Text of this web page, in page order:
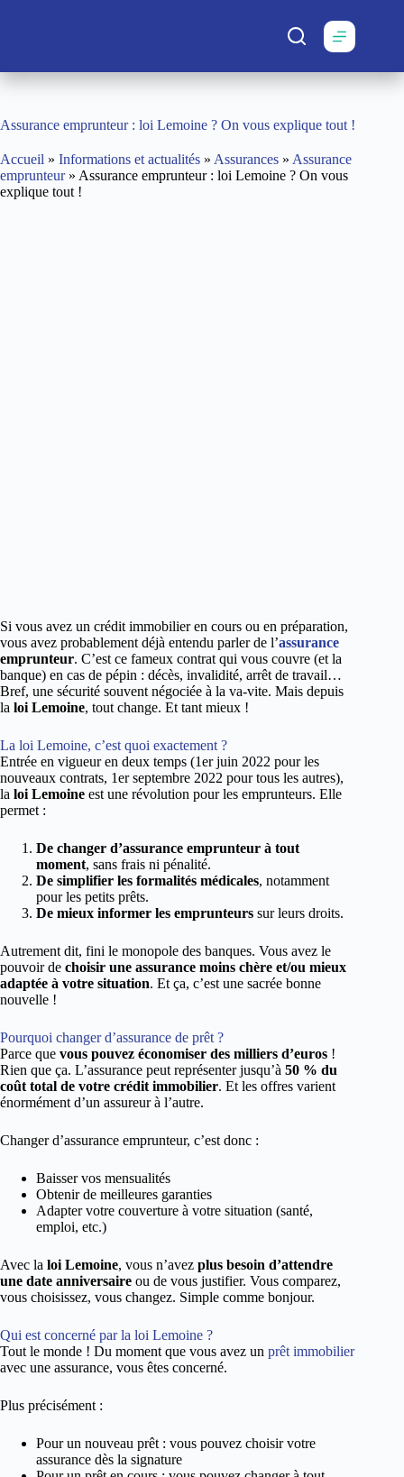
Assurance emprunteur : loi Lemoine ? On vous explique tout !
Accueil » Informations et actualités » Assurances » Assurance
emprunteur» Assurance emprunteur : loi Lemoine ? On vous
explique tout !
Si vous avez un crédit immobilier en cours ou en préparation,
vous avez probablement déjà entendu parler de l’assurance
emprunteur. C’est ce fameux contrat qui vous couvre (et la
banque) en cas de pépin : décès, invalidité, arrêt de travail…
Bref, une sécurité souvent négociée à la va-vite. Mais depuis
la loi Lemoine, tout change. Et tant mieux !
La loi Lemoine, c’est quoi exactement ?
Entrée en vigueur en deux temps (1er juin 2022 pour les
nouveaux contrats, 1er septembre 2022 pour tous les autres),
la loi Lemoine est une révolution pour les emprunteurs. Elle
permet :
De changer d’assurance emprunteur à tout
moment, sans frais ni pénalité.
De simplifier les formalités médicales, notamment
pour les petits prêts.
De mieux informer les emprunteurs sur leurs droits.
Autrement dit, fini le monopole des banques. Vous avez le
pouvoir de choisir une assurance moins chère et/ou mieux
adaptée à votre situation. Et ça, c’est une sacrée bonne
nouvelle !
Pourquoi changer d’assurance de prêt ?
Parce que vous pouvez économiser des milliers d’euros !
Rien que ça. L’assurance peut représenter jusqu’à 50 % du
coût total de votre crédit immobilier. Et les offres varient
énormément d’un assureur à l’autre.
Changer d’assurance emprunteur, c’est donc :
Baisser vos mensualités
Obtenir de meilleures garanties
Adapter votre couverture à votre situation (santé,
emploi, etc.)
Avec la loi Lemoine, vous n’avez plus besoin d’attendre
une date anniversaire ou de vous justifier. Vous comparez,
vous choisissez, vous changez. Simple comme bonjour.
Qui est concerné par la loi Lemoine ?
Tout le monde ! Du moment que vous avez un prêt immobilier
avec une assurance, vous êtes concerné.
Plus précisément :
Pour un nouveau prêt : vous pouvez choisir votre
assurance dès la signature